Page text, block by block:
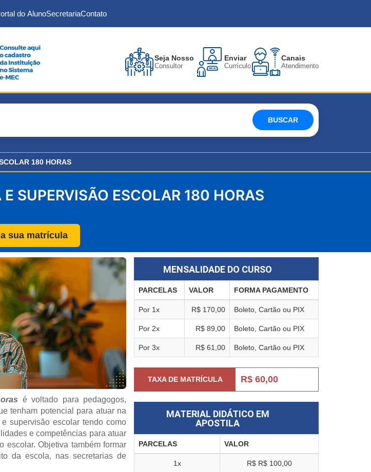
do AlunoSecretariaContato
Seja Nosso
Consultor
Enviar
Currículo
Canais
Atendimento
BUSCAR
180 HORAS
SUPERVISÃO ESCOLAR 180 HORAS
sua matrícula
é voltado para pedagogos,
tenham potencial para atuar na
supervisão escolar tendo como
e competências para atuar
escolar. Objetiva também formar
da escola, nas secretarias de
MENSALIDADE DO CURSO
PARCELAS VALOR FORMA PAGAMENTO
Por 1x R$ 170,00 Boleto, Cartão ou PIX
Por 2x R$ 89,00 Boleto, Cartão ou PIX
Por 3x R$ 61,00 Boleto, Cartão ou PIX
TAXA DE MATRÍCULA R$ 60,00
MATERIAL DIDÁTICO EM
APOSTILA
PARCELAS VALOR
1x R$ R$ 100,00